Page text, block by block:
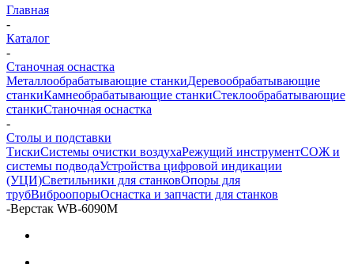
Главная
-
Каталог
-
Станочная оснастка
Металлообрабатывающие станкиДеревообрабатывающие
станкиКамнеобрабатывающие станкиСтеклообрабатывающие
станкиСтаночная оснастка
-
Столы и подставки
ТискиСистемы очистки воздухаРежущий инструментСОЖ и
системы подводаУстройства цифровой индикации
(УЦИ)Светильники для станковОпоры для
трубВиброопорыОснастка и запчасти для станков
-Верстак WB-6090M